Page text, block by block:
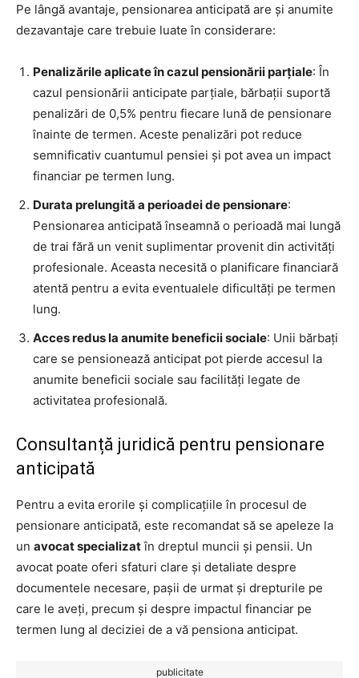
Pe lângă avantaje, pensionarea anticipată are și anumite
dezavantaje care trebuie luate în considerare:
Penalizările aplicate în cazul pensionării parțiale: În
cazul pensionării anticipate parțiale, bărbații suportă
penalizări de 0,5% pentru fiecare lună de pensionare
înainte de termen. Aceste penalizări pot reduce
semnificativ cuantumul pensiei și pot avea un impact
financiar pe termen lung.
Durata prelungită a perioadei de pensionare:
Pensionarea anticipată înseamnă o perioadă mai lungă
de trai fără un venit suplimentar provenit din activități
profesionale. Aceasta necesită o planificare financiară
atentă pentru a evita eventualele dificultăți pe termen
lung.
Acces redus la anumite beneficii sociale: Unii bărbați
care se pensionează anticipat pot pierde accesul la
anumite beneficii sociale sau facilități legate de
activitatea profesională.
Consultanță juridică pentru pensionare
anticipată
Pentru a evita erorile și complicațiile în procesul de
pensionare anticipată, este recomandat să se apeleze la
un avocat specializatîn dreptul muncii și pensii. Un
avocat poate oferi sfaturi clare și detaliate despre
documentele necesare, pașii de urmat și drepturile pe
care le aveți, precum și despre impactul financiar pe
termen lung al deciziei de a vă pensiona anticipat.
publicitate